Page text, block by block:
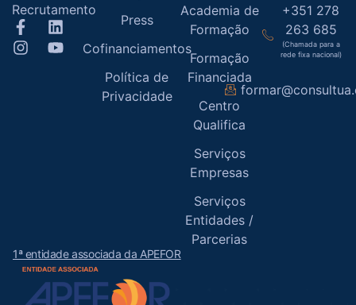
Recrutamento
Press
Cofinanciamentos
Política de
Privacidade
Academia de
Formação
Formação
Financiada
Centro
Qualifica
Serviços
Empresas
Serviços
Entidades /
Parcerias
+351 278
263 685
(Chamada para a
rede fixa nacional)
1ª entidade associada da APEFOR